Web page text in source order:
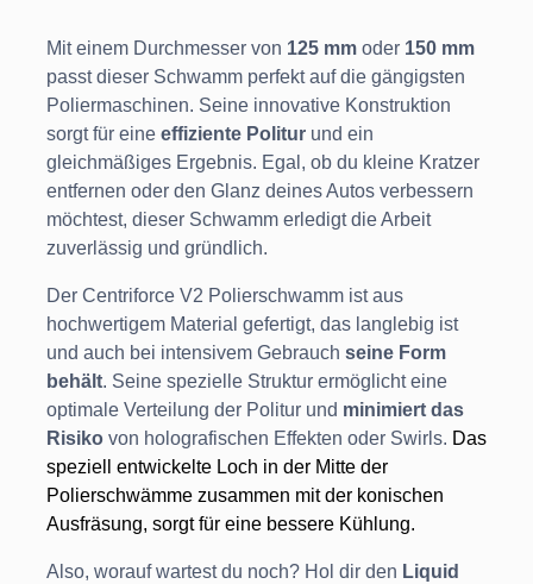
Mit einem Durchmesser von 125 mm oder 150 mm
passt dieser Schwamm perfekt auf die gängigsten
Poliermaschinen. Seine innovative Konstruktion
sorgt für eine effiziente Politur und ein
gleichmäßiges Ergebnis. Egal, ob du kleine Kratzer
entfernen oder den Glanz deines Autos verbessern
möchtest, dieser Schwamm erledigt die Arbeit
zuverlässig und gründlich.
Der Centriforce V2 Polierschwamm ist aus
hochwertigem Material gefertigt, das langlebig ist
und auch bei intensivem Gebrauch seine Form
behält. Seine spezielle Struktur ermöglicht eine
optimale Verteilung der Politur und minimiert das
Risiko von holografischen Effekten oder Swirls. Das
speziell entwickelte Loch in der Mitte der
Polierschwämme zusammen mit der konischen
Ausfräsung, sorgt für eine bessere Kühlung.
Also, worauf wartest du noch? Hol dir den Liquid